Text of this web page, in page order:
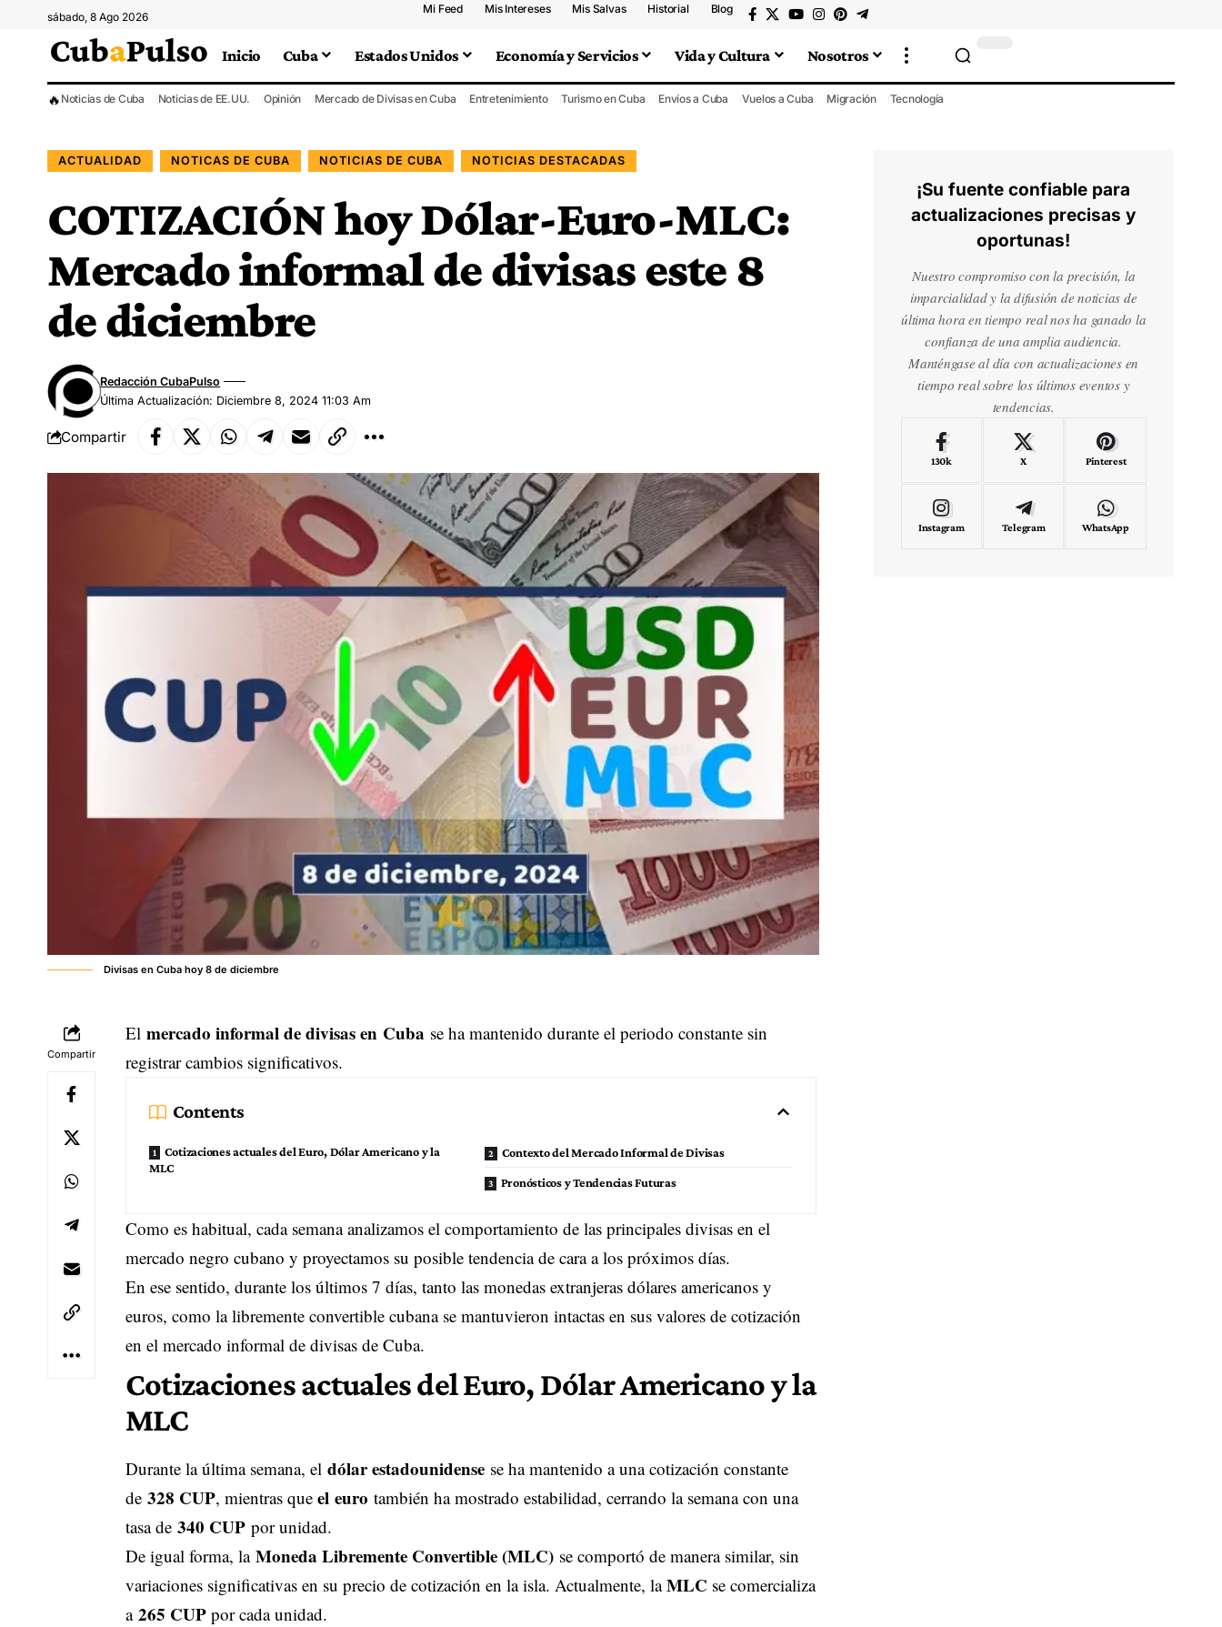
sábado, 8 Ago 2026
Mi Feed Mis Intereses Mis Salvas Historial Blog
Inicio Cuba Estados Unidos Economía y Servicios Vida y Cultura Nosotros
🔥 Noticias de Cuba Noticias de EE.UU. Opinión Mercado de Divisas en Cuba Entretenimiento Turismo en Cuba Envíos a Cuba Vuelos a Cuba Migración Tecnología
ACTUALIDAD NOTICAS DE CUBA NOTICIAS DE CUBA NOTICIAS DESTACADAS
COTIZACIÓN hoy Dólar-Euro-MLC:
Mercado informal de divisas este 8
de diciembre
Última Actualización: Diciembre 8, 2024 11:03 Am
Redacción CubaPulso
Compartir
Divisas en Cuba hoy 8 de diciembre
Compartir
El mercado informal de divisas en Cuba se ha mantenido durante el periodo constante sin
registrar cambios significativos.
Contents
Cotizaciones actuales del Euro, Dólar Americano y la
MLC
Contexto del Mercado Informal de Divisas
Pronósticos y Tendencias Futuras
Como es habitual, cada semana analizamos el comportamiento de las principales divisas en el
mercado negro cubano y proyectamos su posible tendencia de cara a los próximos días.
En ese sentido, durante los últimos 7 días, tanto las monedas extranjeras dólares americanos y
euros, como la libremente convertible cubana se mantuvieron intactas en sus valores de cotización
en el mercado informal de divisas de Cuba.
Cotizaciones actuales del Euro, Dólar Americano y la
MLC
Durante la última semana, el dólar estadounidensese ha mantenido a una cotización constante
de 328 CUP, mientras que el euro también ha mostrado estabilidad, cerrando la semana con una
tasa de 340 CUPpor unidad.
De igual forma, la Moneda Libremente Convertible (MLC)se comportó de manera similar, sin
variaciones significativas en su precio de cotización en la isla. Actualmente, laMLC se comercializa
a 265 CUPpor cada unidad.
¡Su fuente confiable para
actualizaciones precisas y
oportunas!
Nuestro compromiso con la precisión, la
imparcialidad y la difusión de noticias de
última hora en tiempo real nos ha ganado la
confianza de una amplia audiencia.
Manténgase al día con actualizaciones en
tiempo real sobre los últimos eventos y
tendencias.
130k X Pinterest
Instagram Telegram WhatsApp